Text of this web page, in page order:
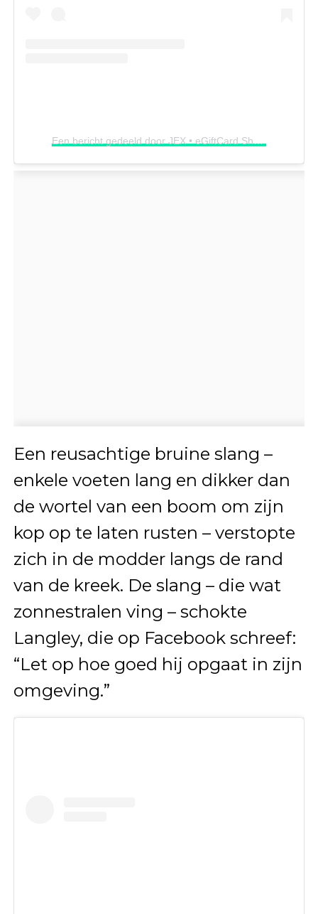
Een reusachtige bruine slang –
enkele voeten lang en dikker dan
de wortel van een boom om zijn
kop op te laten rusten – verstopte
zich in de modder langs de rand
van de kreek. De slang – die wat
zonnestralen ving – schokte
Langley, die op Facebook schreef:
“Let op hoe goed hij opgaat in zijn
omgeving.”